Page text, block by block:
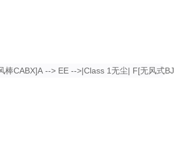
CABX]A --> EE -->|Class 1无尘| F[无风式